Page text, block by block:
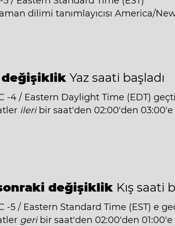
dilimi tanımlayıcısı America/
değişiklikYaz saati başladı
-4 / Eastern Daylight Time (EDT)
ileribir saat'den 02:00'den 03:00'e
değişiklik Kış saati
-5 / Eastern Standard Time (EST) e
geribir saat'den 02:00'den 01:00'e